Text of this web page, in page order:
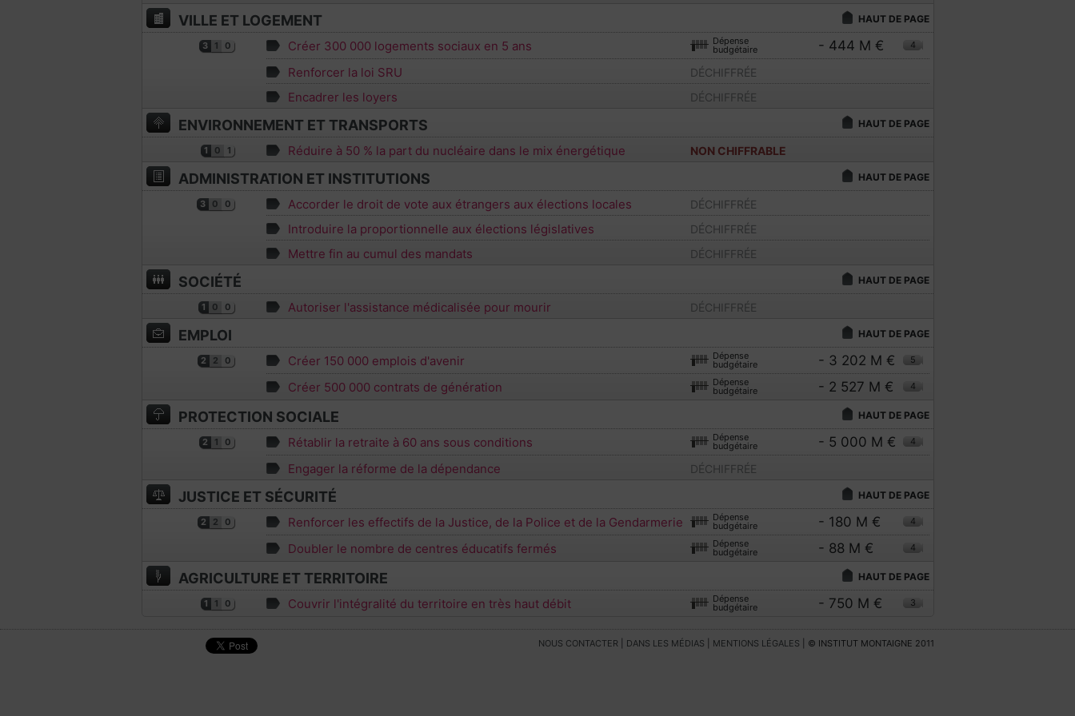
VILLE ET LOGEMENT HAUT DE PAGE
3 1 0 Créer 300 000 logements sociaux en 5 ans Dépense
budgétaire - 444 M € 4
Renforcer la loi SRU DÉCHIFFRÉE
Encadrer les loyers DÉCHIFFRÉE
ENVIRONNEMENT ET TRANSPORTS HAUT DE PAGE
1 0 1 Réduire à 50 % la part du nucléaire dans le mix énergétique NON CHIFFRABLE
ADMINISTRATION ET INSTITUTIONS HAUT DE PAGE
3 0 0 Accorder le droit de vote aux étrangers aux élections locales DÉCHIFFRÉE
Introduire la proportionnelle aux élections législatives DÉCHIFFRÉE
Mettre fin au cumul des mandats DÉCHIFFRÉE
SOCIÉTÉ HAUT DE PAGE
1 0 0 Autoriser l'assistance médicalisée pour mourir DÉCHIFFRÉE
EMPLOI HAUT DE PAGE
2 2 0 Créer 150 000 emplois d'avenir Dépense
budgétaire - 3 202 M € 5
Créer 500 000 contrats de génération Dépense
budgétaire - 2 527 M € 4
PROTECTION SOCIALE HAUT DE PAGE
2 1 0 Rétablir la retraite à 60 ans sous conditions Dépense
budgétaire - 5 000 M € 4
Engager la réforme de la dépendance DÉCHIFFRÉE
JUSTICE ET SÉCURITÉ HAUT DE PAGE
2 2 0 Renforcer les effectifs de la Justice, de la Police et de la Gendarmerie Dépense
budgétaire - 180 M € 4
Doubler le nombre de centres éducatifs fermés Dépense
budgétaire - 88 M € 4
AGRICULTURE ET TERRITOIRE HAUT DE PAGE
1 1 0 Couvrir l'intégralité du territoire en très haut débit Dépense
budgétaire - 750 M € 3
NOUS CONTACTER DANS LES MÉDIAS MENTIONS LÉGALES | © INSTITUT MONTAIGNE 2011